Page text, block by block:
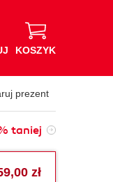
KOSZYK
prezent
taniej
zł